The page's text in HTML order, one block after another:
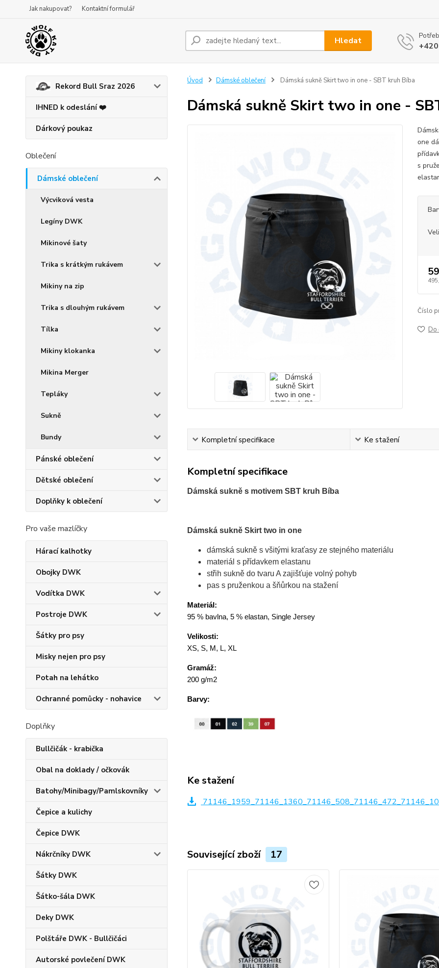
Jak nakupovat? Kontaktní formulář
Hledat
Rekord Bull Sraz 2026
IHNED k odeslání ❤️
Dárkový poukaz
Oblečení
Dámské oblečení
Výcviková vesta
Legíny DWK
Mikinové šaty
Trika s krátkým rukávem
Mikiny na zip
Trika s dlouhým rukávem
Tílka
Mikiny klokanka
Mikina Merger
Tepláky
Sukně
Bundy
Pánské oblečení
Dětské oblečení
Doplňky k oblečení
Pro vaše mazlíčky
Hárací kalhotky
Obojky DWK
Vodítka DWK
Postroje DWK
Šátky pro psy
Misky nejen pro psy
Potah na lehátko
Ochranné pomůcky - nohavice
Doplňky
Bullčičák - krabička
Obal na doklady / očkovák
Batohy/Minibagy/Pamlskovníky
Čepice a kulichy
Čepice DWK
Nákrčníky DWK
Šátky DWK
Šátko-šála DWK
Deky DWK
Polštáře DWK - Bullčičáci
Autorské povlečení DWK
Úvod Dámské oblečení Dámská sukně Skirt two in one - SBT kruh Bíba
Dámská sukně Skirt two in one -
one
s
Číslo
Do
Kompletní specifikace Ke stažení
Kompletní specifikace
Dámská sukně s motivem SBT kruh Bíba
Dámská sukně Skirt two in one
dámská sukně s všitými kraťasy ze stejného materiálu
materiál s přídavkem elastanu
střih sukně do tvaru A zajišťuje volný pohyb
pas s pruženkou a šňůrkou na stažení
Materiál:
95 % bavlna, 5 % elastan, Single Jersey
Velikosti:
XS, S, M, L, XL
Gramáž:
200 g/m2
Barvy:
Ke stažení
Související zboží 17